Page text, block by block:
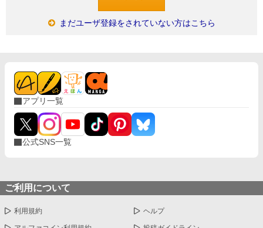
まだユーザ登録をされていない方はこちら
アプリ一覧
公式SNS一覧
ご利用について
利用規約 ヘルプ